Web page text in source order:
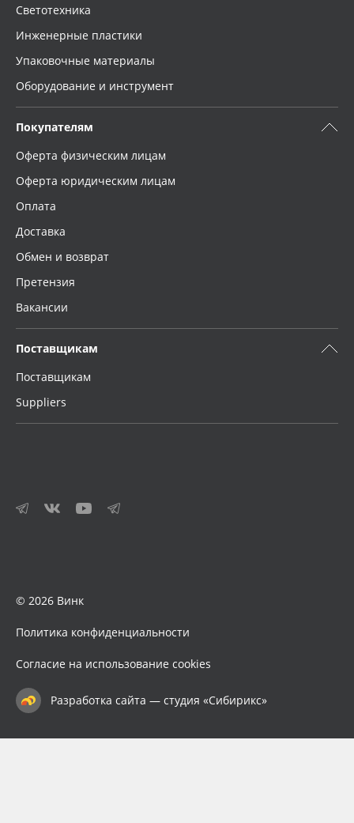
Светотехника
Инженерные пластики
Упаковочные материалы
Оборудование и инструмент
Покупателям
Оферта физическим лицам
Оферта юридическим лицам
Оплата
Доставка
Обмен и возврат
Претензия
Вакансии
Поставщикам
Поставщикам
Suppliers
© 2026 Винк
Политика конфиденциальности
Согласие на использование cookies
Разработка сайта — студия «Сибирикс»